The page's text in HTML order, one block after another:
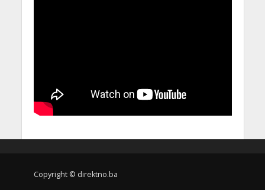
Copyright © direktno.ba